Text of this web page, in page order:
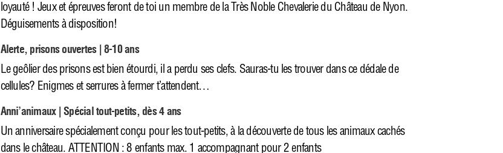
loyauté ! Jeux et épreuves feront de toi un membre de la Très Noble Chevalerie du Château de Nyon.
Déguisements à disposition!
Alerte, prisons ouvertes | 8-10 ans
Le geôlier des prisons est bien étourdi, il a perdu ses clefs. Sauras-tu les trouver dans ce dédale de
cellules? Enigmes et serrures à fermer t’attendent…
Anni’animaux | Spécial tout-petits, dès 4 ans
Un anniversaire spécialement conçu pour les tout-petits, à la découverte de tous les animaux cachés
dans le château. ATTENTION : 8 enfants max. 1 accompagnant pour 2 enfants